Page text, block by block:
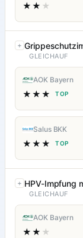
★★ ★
GLEICHAUF
AOK Bayern
★★★ TOP
Salus BKK
★★★ TOP
HPV-Impfung
GLEICHAUF
AOK Bayern
★★ ★